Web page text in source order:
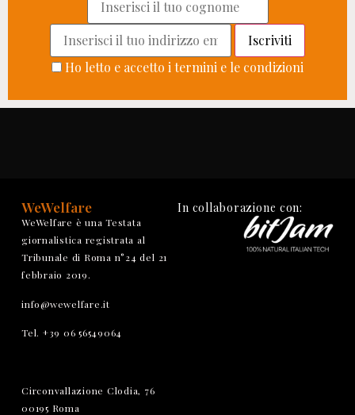
Ho letto e accetto i termini e le condizioni
WeWelfare
WeWelfare è una Testata
giornalistica registrata al
Tribunale di Roma n°24 del 21
febbraio 2019.
info@wewelfare.it
Tel. +39 06 56549064
Circonvallazione Clodia, 76
00195 Roma
In collaborazione con: